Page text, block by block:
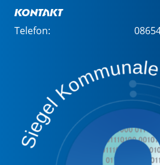
Kontakt
Telefon: